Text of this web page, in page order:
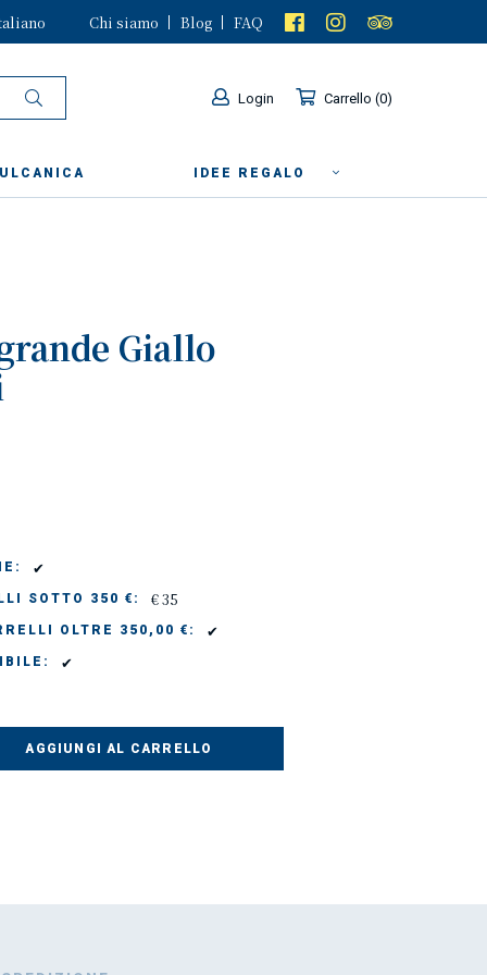
Chi siamo Blog FAQ
Login Carrello 0
IDEE REGALO
Giallo
✔
SOTTO 350 €: € 35
OLTRE 350,00 €: ✔
✔
AGGIUNGI AL CARRELLO